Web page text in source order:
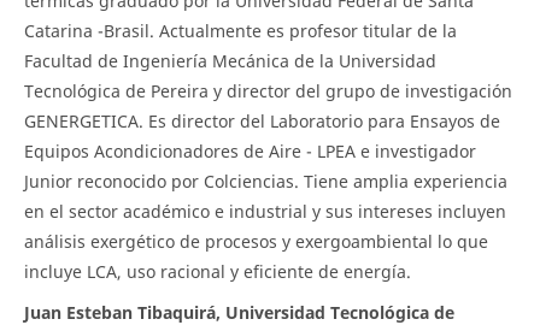
Catarina -Brasil. Actualmente es profesor titular de la
Facultad de Ingeniería Mecánica de la Universidad
Tecnológica de Pereira y director del grupo de investigación
GENERGETICA. Es director del Laboratorio para Ensayos de
Equipos Acondicionadores de Aire - LPEA e investigador
Junior reconocido por Colciencias. Tiene amplia experiencia
en el sector académico e industrial y sus intereses incluyen
análisis exergético de procesos y exergoambiental lo que
incluye LCA, uso racional y eficiente de energía.
Juan Esteban Tibaquirá, Universidad Tecnológica de